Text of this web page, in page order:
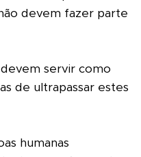
devem fazer parte
servir como
de ultrapassar estes
humanas